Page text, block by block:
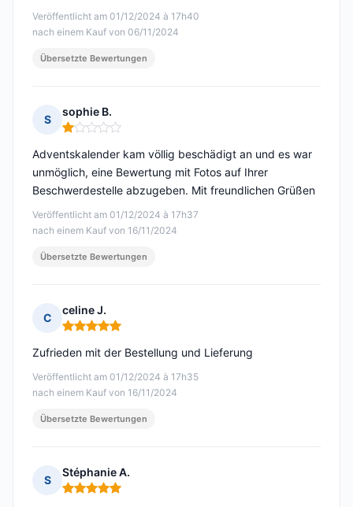
Veröffentlicht am 01/12/2024 à 17h40
nach einem Kauf von 06/11/2024
Übersetzte Bewertungen
S
sophie B.
Hinweis: 1 von 5
Veröffentlicht am 01/12/2024 à 17h37
nach einem Kauf von 16/11/2024
Adventskalender kam völlig beschädigt an und es war
unmöglich, eine Bewertung mit Fotos auf Ihrer
Beschwerdestelle abzugeben. Mit freundlichen Grüßen
Übersetzte Bewertungen
C
celine J.
Hinweis: 5 von 5
Veröffentlicht am 01/12/2024 à 17h35
nach einem Kauf von 16/11/2024
Zufrieden mit der Bestellung und Lieferung
Übersetzte Bewertungen
S
Stéphanie A.
Hinweis: 5 von 5